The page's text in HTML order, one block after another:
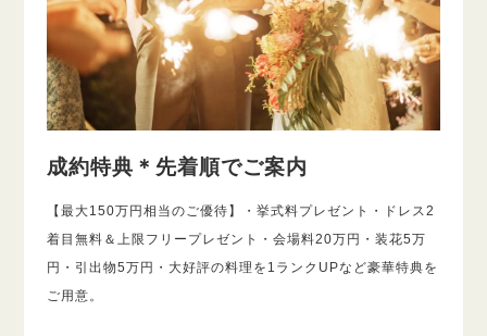
成約特典＊先着順でご案内
【最大150万円相当のご優待】・挙式料プレゼント・ドレス2
着目無料＆上限フリープレゼント・会場料20万円・装花5万
円・引出物5万円・大好評の料理を1ランクUPなど豪華特典を
ご用意。